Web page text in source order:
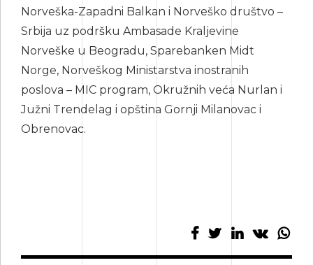
Norveška-Zapadni Balkan i Norveško društvo –
Srbija uz podršku Ambasade Kraljevine
Norveške u Beogradu, Sparebanken Midt
Norge, Norveškog Ministarstva inostranih
poslova – MIC program, Okružnih veća Nurlan i
Južni Trendelag i opština Gornji Milanovac i
Obrenovac.